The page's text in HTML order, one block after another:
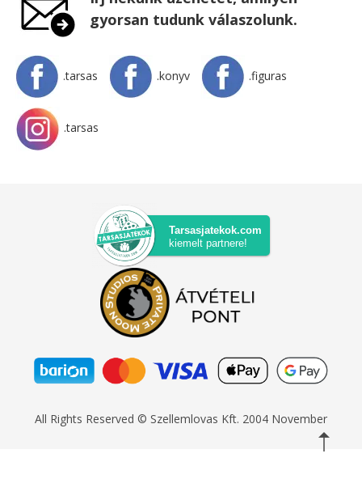
gyorsan tudunk válaszolunk.
.tarsas .konyv .figuras
.tarsas
Tarsasjatekok.com
kiemelt partnere!
All Rights Reserved © Szellemlovas Kft. 2004 November